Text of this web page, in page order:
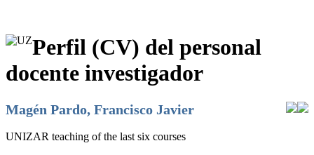
Perfil (CV) del personal
docente investigador
Magén Pardo, Francisco Javier
UNIZAR teaching of the last six courses